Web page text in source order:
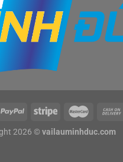
2026 © vailauminhduc.com